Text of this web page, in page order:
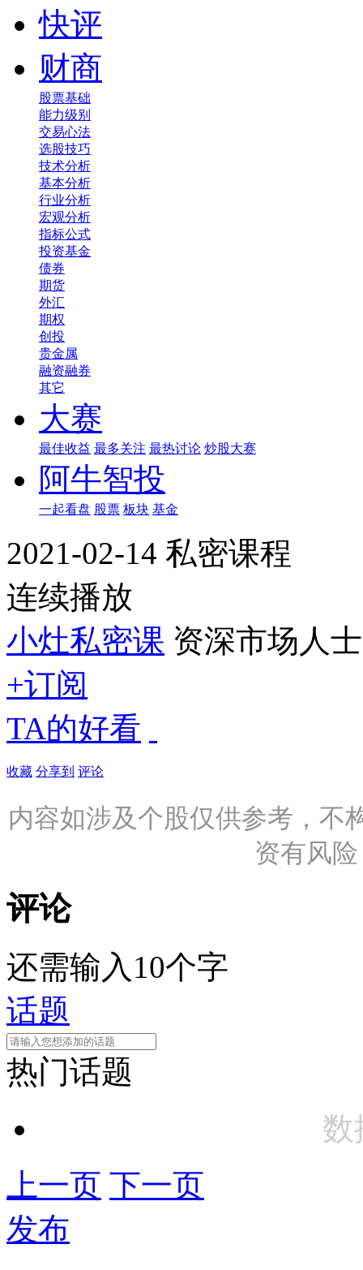
快评
财商
股票基础
能力级别
交易心法
选股技巧
技术分析
基本分析
行业分析
宏观分析
指标公式
投资基金
债券
期货
外汇
期权
创投
贵金属
融资融券
其它
大赛
最佳收益 最多关注 最热讨论 炒股大赛
阿牛智投
一起看盘 股票 板块 基金
2021-02-14 私密课程
连续播放
小灶私密课 资深市场人士
+订阅
TA的好看
收藏 分享到 评论
内容如涉及个股仅供参考，不
资有风
评论
还需输入10个字
话题
热门话题
数
上一页 下一页
发布